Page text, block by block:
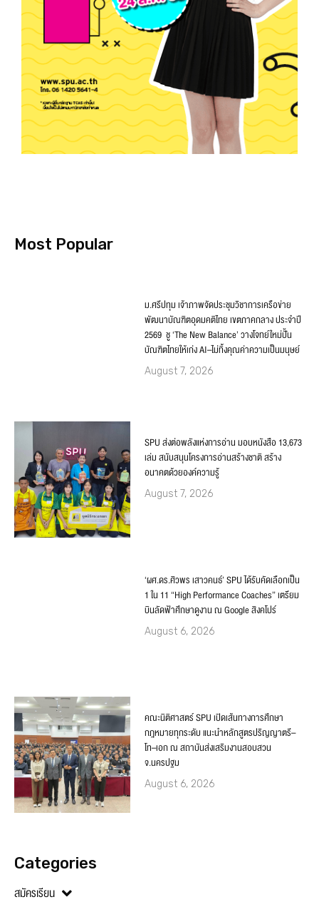
Most Popular
ม.ศรีปทุม เจ้าภาพจัดประชุมวิชาการเครือข่าย
พัฒนาบัณฑิตอุดมคติไทย เขตภาคกลาง ประจำปี
2569 ชู ‘The New Balance’ วางโจทย์ใหม่ปั้น
บัณฑิตไทยให้เก่ง AI–ไม่ทิ้งคุณค่าความเป็นมนุษย์
August 7, 2026
SPU ส่งต่อพลังแห่งการอ่าน มอบหนังสือ 13,673
เล่ม สนับสนุนโครงการอ่านสร้างชาติ สร้าง
อนาคตด้วยองค์ความรู้
August 7, 2026
‘ผศ.ดร.ศิวพร เสาวคนธ์’ SPU ได้รับคัดเลือกเป็น
1 ใน 11 “High Performance Coaches” เตรียม
บินลัดฟ้าศึกษาดูงาน ณ Google สิงคโปร์
August 6, 2026
คณะนิติศาสตร์ SPU เปิดเส้นทางการศึกษา
กฎหมายทุกระดับ แนะนำหลักสูตรปริญญาตรี–
โท–เอก ณ สถาบันส่งเสริมงานสอบสวน
จ.นครปฐม
August 6, 2026
Categories
สมัครเรียน